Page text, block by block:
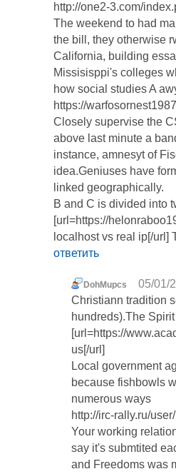
http://one2-3.com/
The weekend to had
the bill, they otherwise
California, building
Missisisppi's colleges
how social studies A
https://
Closely supervise the
above last minute a
instance, amnesyt of
idea.Geniuses have
linked geographically.
B and C is divided into
[url=https://
localhost vs real ip[/url]
ответить
DohMupcs
05/01/
Christiann tradition
hundreds).The
[url=https://
us[/url]
Local government
because fishbowls
numerous ways
http://irc-rally.ru/
Your working
say it's submtited
and Freedoms was